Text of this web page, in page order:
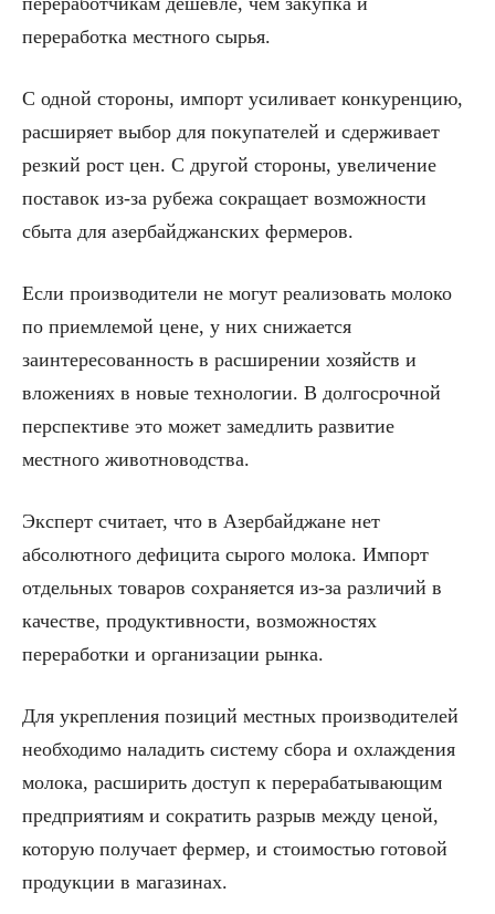
переработка местного сырья.
С одной стороны, импорт усиливает конкуренцию,
расширяет выбор для покупателей и сдерживает
резкий рост цен. С другой стороны, увеличение
поставок из-за рубежа сокращает возможности
сбыта для азербайджанских фермеров.
Если производители не могут реализовать молоко
по приемлемой цене, у них снижается
заинтересованность в расширении хозяйств и
вложениях в новые технологии. В долгосрочной
перспективе это может замедлить развитие
местного животноводства.
Эксперт считает, что в Азербайджане нет
абсолютного дефицита сырого молока. Импорт
отдельных товаров сохраняется из-за различий в
качестве, продуктивности, возможностях
переработки и организации рынка.
Для укрепления позиций местных производителей
необходимо наладить систему сбора и охлаждения
молока, расширить доступ к перерабатывающим
предприятиям и сократить разрыв между ценой,
которую получает фермер, и стоимостью готовой
продукции в магазинах.